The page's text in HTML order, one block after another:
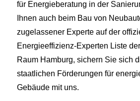
für Energieberatung in der
Ihnen auch beim Bau von
zugelassener Experte auf der
Energieeffizienz-Experten Liste
Raum Hamburg, sichern Sie sich
staatlichen Förderungen für
Gebäude mit uns.